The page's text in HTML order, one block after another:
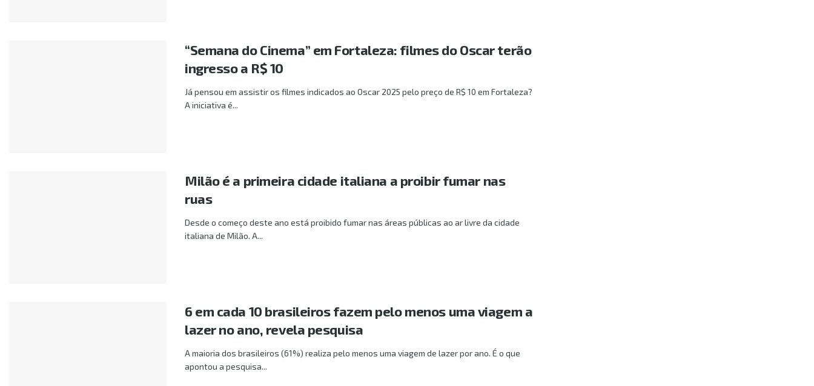
“Semana do Cinema” em Fortaleza: filmes do Oscar terão
ingresso a R$ 10
Já pensou em assistir os filmes indicados ao Oscar 2025 pelo preço de R$ 10 em Fortaleza?
A iniciativa é...
Milão é a primeira cidade italiana a proibir fumar nas
ruas
Desde o começo deste ano está proibido fumar nas áreas públicas ao ar livre da cidade
italiana de Milão. A...
6 em cada 10 brasileiros fazem pelo menos uma viagem a
lazer no ano, revela pesquisa
A maioria dos brasileiros (61%) realiza pelo menos uma viagem de lazer por ano. É o que
apontou a pesquisa...